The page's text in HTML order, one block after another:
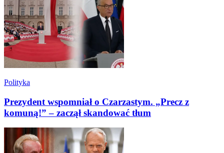
Polityka
Prezydent wspomniał o Czarzastym. „Precz z
komuną!” – zaczął skandować tłum